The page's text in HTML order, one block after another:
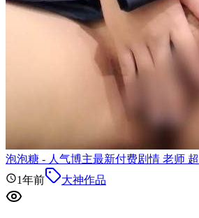
泡泡糖 - 人气博主最新付费剧情 老师
1年前
大神作品